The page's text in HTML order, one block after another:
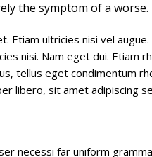
the symptom of a worse.
Etiam ultricies nisi vel
nisi. Nam eget dui. Etiam
tellus eget condimentum
libero, sit amet adipiscing
necessi far uniform